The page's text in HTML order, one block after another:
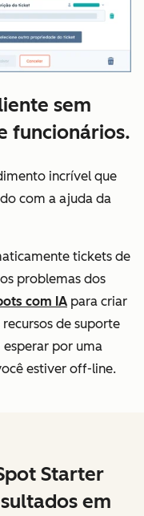
sem
funcionários.
incrível que
com a ajuda da
tickets de
problemas dos
com IA para criar
de suporte
esperar por uma
estiver off-line.
Starter
em